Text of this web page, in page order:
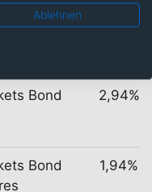
Bond
2,94%
Bond
2,94%
Bond
1,94%
Ablehnen